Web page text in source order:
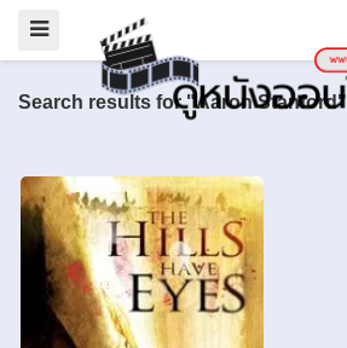
Search results for "Aaron Stanford"